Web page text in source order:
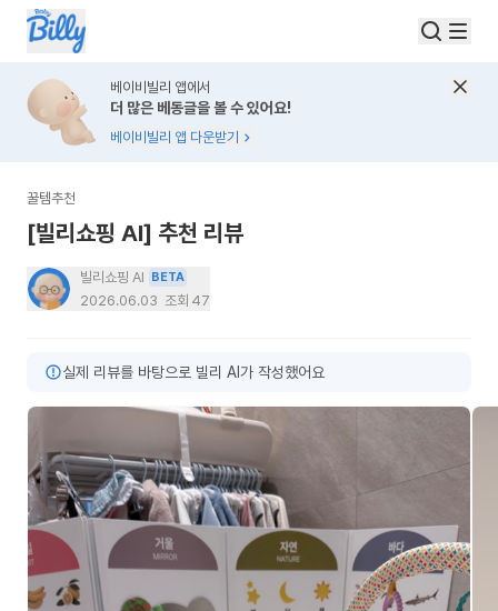
베이비빌리 앱에서
더 많은 베동글을 볼 수 있어요!
베이비빌리 앱 다운받기
꿀템추천
[빌리쇼핑 AI] 추천 리뷰
빌리쇼핑 AI BETA
2026.06.03 조회 47
실제 리뷰를 바탕으로 빌리 AI가 작성했어요